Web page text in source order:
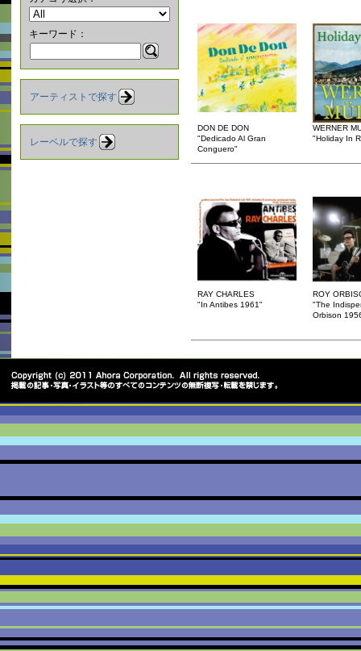
キーワード：
アーティストで探す
レーベルで探す
DON DE DON
"Dedicado Al Gran
Conguero"
WERNER
"Holiday In
RAY CHARLES
"In Antibes 1961"
ROY
"The
Orbison